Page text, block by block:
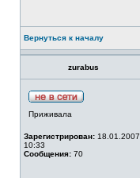
Вернуться к началу
zurabus
Приживала
Зарегистрирован: 18.01.2007
10:33
Сообщения: 70